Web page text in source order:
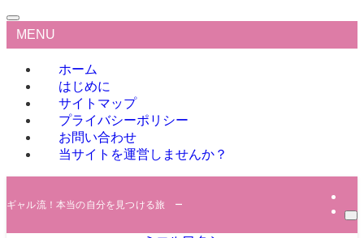
MENU
ホーム
はじめに
サイトマップ
プライバシーポリシー
お問い合わせ
当サイトを運営しませんか？
ギャル流！本当の自分を見つける旅 ー 自己理解のトレンド最前線！